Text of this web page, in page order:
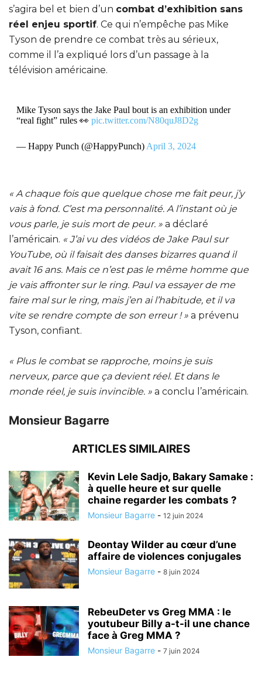
s’agira bel et bien d’un combat d’exhibition sans
réel enjeu sportif. Ce qui n’empêche pas Mike
Tyson de prendre ce combat très au sérieux,
comme il l’a expliqué lors d’un passage à la
télévision américaine.
Mike Tyson says the Jake Paul bout is an exhibition under
“real fight” rules 👀 pic.twitter.com/N80quJ8D2g
— Happy Punch (@HappyPunch) April 3, 2024
« A chaque fois que quelque chose me fait peur, j’y
vais à fond. C’est ma personnalité. A l’instant où je
vous parle, je suis mort de peur. » a déclaré
l’américain. « J’ai vu des vidéos de Jake Paul sur
YouTube, où il faisait des danses bizarres quand il
avait 16 ans. Mais ce n’est pas le même homme que
je vais affronter sur le ring. Paul va essayer de me
faire mal sur le ring, mais j’en ai l’habitude, et il va
vite se rendre compte de son erreur ! » a prévenu
Tyson, confiant.
« Plus le combat se rapproche, moins je suis
nerveux, parce que ça devient réel. Et dans le
monde réel, je suis invincible. » a conclu l’américain.
Monsieur Bagarre
ARTICLES SIMILAIRES
Kevin Lele Sadjo, Bakary Samake :
à quelle heure et sur quelle
chaine regarder les combats ?
Monsieur Bagarre - 12 juin 2024
Deontay Wilder au cœur d’une
affaire de violences conjugales
Monsieur Bagarre - 8 juin 2024
RebeuDeter vs Greg MMA : le
youtubeur Billy a-t-il une chance
face à Greg MMA ?
Monsieur Bagarre - 7 juin 2024